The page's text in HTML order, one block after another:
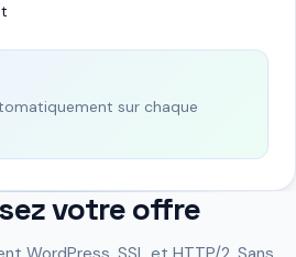
sur chaque
votre offre